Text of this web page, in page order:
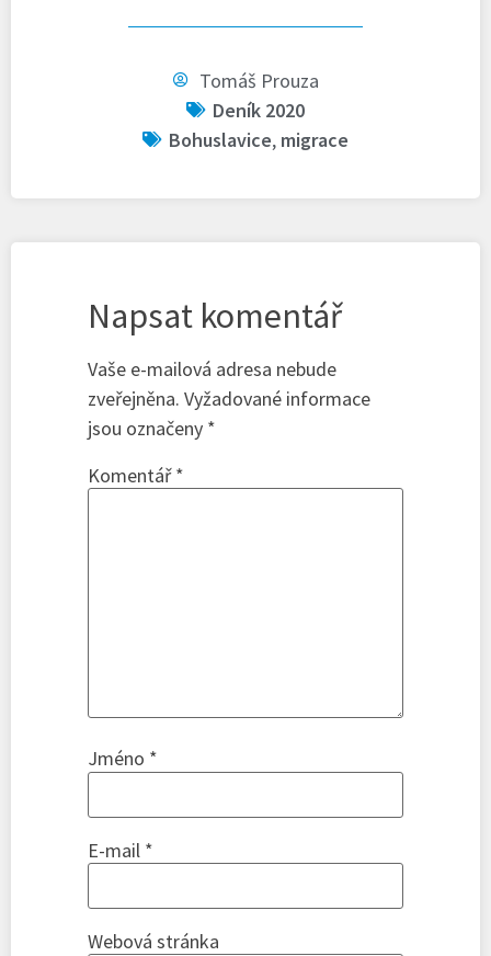
Tomáš Prouza
Deník 2020
Bohuslavice, migrace
Napsat komentář
Vaše e-mailová adresa nebude
zveřejněna. Vyžadované informace
jsou označeny *
Komentář*
Jméno *
E-mail *
Webová stránka